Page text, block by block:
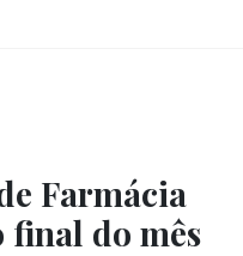
Farmácia
do mês